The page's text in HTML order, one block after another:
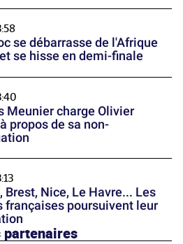
se débarrasse de l'Afrique
se hisse en demi-finale
Meunier charge Olivier
propos de sa non-
Brest, Nice, Le Havre... Les
françaises poursuivent leur
partenaires